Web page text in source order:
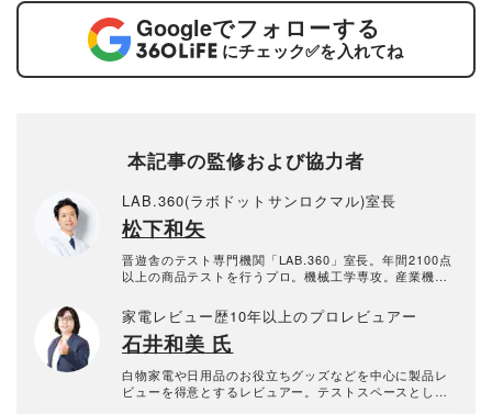
Googleでフォローする
にチェック✅を入れてね
本記事の監修および協力者
LAB.360(ラボドットサンロクマル)室長
松下和矢
晋遊舎のテスト専門機関「LAB.360」室長。年間2100点
以上の商品テストを行うプロ。機械工学専攻。産業機械
を経て、民間の試験機関で多くの商品テストに従事。テ
スト方法の立案から試験デザイン、試験装置の製作、テ
スト実施まで一貫した商品テストを手がける。日用雑貨
品や家電製品が専門。テスト方法の妥当性を担保しつ
つ、誰が見ても一目で結果が分かるビジュアル性を伴う
手法を心がけている。趣味はプラモデル作り。
家電レビュー歴10年以上のプロレビュアー
石井和美 氏
白物家電や日用品のお役立ちグッズなどを中心に製品レ
ビューを得意とするレビュアー。テストスペースとして